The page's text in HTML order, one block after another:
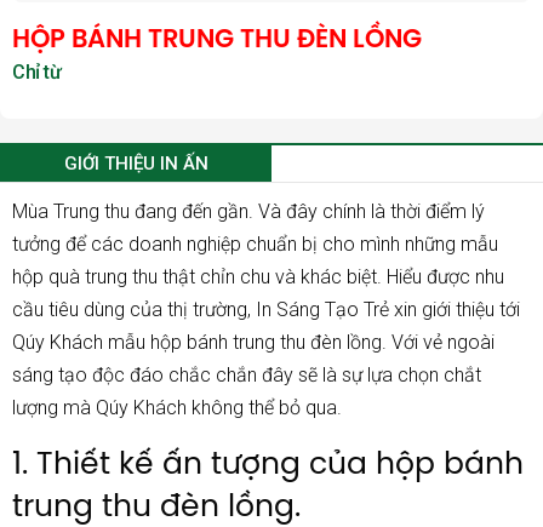
HỘP BÁNH TRUNG THU ĐÈN LỒNG
GIỚI THIỆU IN ẤN
Mùa Trung thu đang đến gần. Và đây chính là thời điểm lý
tưởng để các doanh nghiệp chuẩn bị cho mình những mẫu
hộp quà trung thu thật chỉn chu và khác biệt. Hiểu được nhu
cầu tiêu dùng của thị trường, In Sáng Tạo Trẻ xin giới thiệu tới
Qúy Khách mẫu hộp bánh trung thu đèn lồng. Với vẻ ngoài
sáng tạo độc đáo chắc chắn đây sẽ là sự lựa chọn chắt
lượng mà Qúy Khách không thể bỏ qua.
1. Thiết kế ấn tượng của hộp bánh
trung thu đèn lồng.